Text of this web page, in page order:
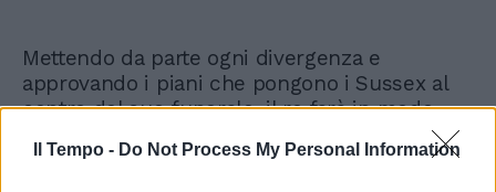
Il Tempo - Do Not Process My Personal Information
Mettendo da parte ogni divergenza e
approvando i piani che pongono i Sussex al
centro del suo funerale, il re farà in modo
che il suo ultimo atto pubblico unisca la sua
famiglia. E sebbene il duca abbia giurato di